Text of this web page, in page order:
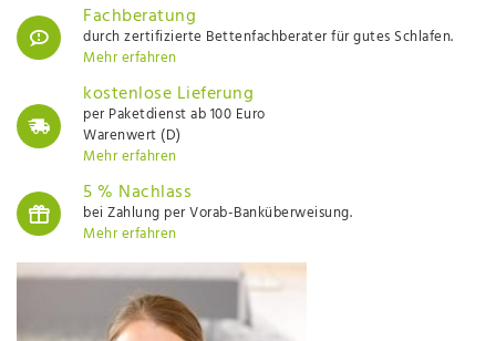
Fachberatung
durch zertifizierte Bettenfachberater für gutes Schlafen.
Mehr erfahren
kostenlose Lieferung
per Paketdienst ab 100 Euro
Warenwert (D)
Mehr erfahren
5 % Nachlass
bei Zahlung per Vorab-Banküberweisung.
Mehr erfahren